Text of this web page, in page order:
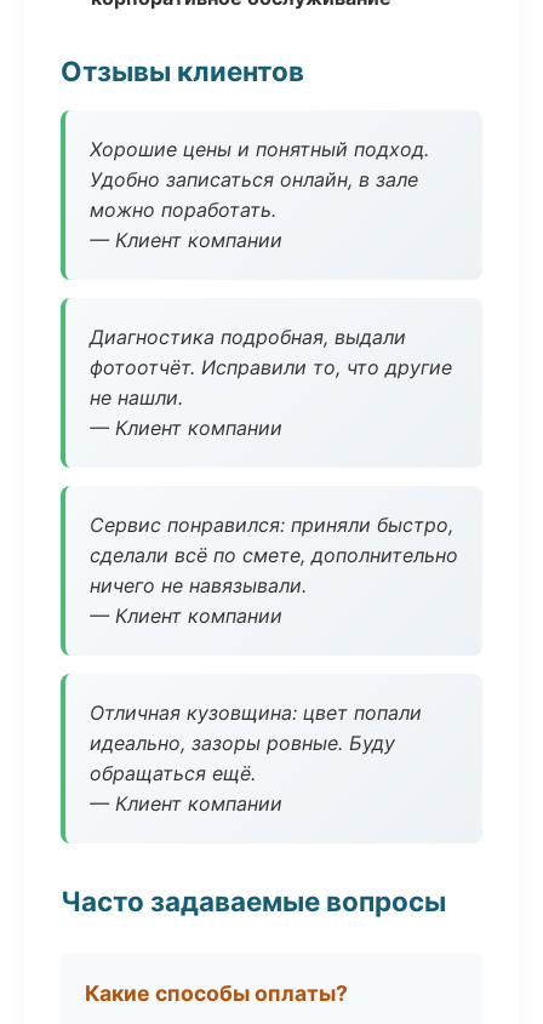
Отзывы клиентов
Хорошие цены и понятный подход.
Удобно записаться онлайн, в зале
можно поработать.
— Клиент компании
Диагностика подробная, выдали
фотоотчёт. Исправили то, что другие
не нашли.
— Клиент компании
Сервис понравился: приняли быстро,
сделали всё по смете, дополнительно
ничего не навязывали.
— Клиент компании
Отличная кузовщина: цвет попали
идеально, зазоры ровные. Буду
обращаться ещё.
— Клиент компании
Часто задаваемые вопросы
Какие способы оплаты?